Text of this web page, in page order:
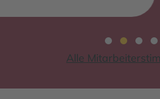
Slide group
SlideSlide
Alle